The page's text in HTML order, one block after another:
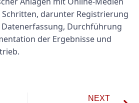
darunter Registrierung
Durchführung
der Ergebnisse und
NEXT